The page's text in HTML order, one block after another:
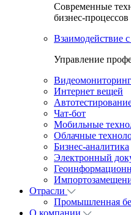
Современные
бизнес-
Взаимодействие
Управление
Видеомониторинг
Интернет вещей
Чат-бот
Мобильные
Облачные
Бизнес-аналитика
Электронный
Отрасли
Промышленная
О компании